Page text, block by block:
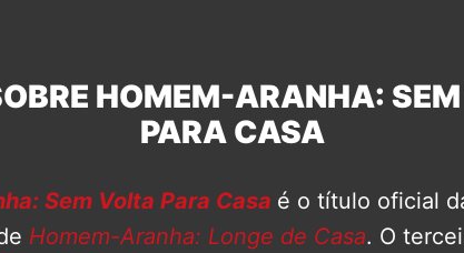
HOMEM-ARANHA:
PARA CASA
Sem Volta Para Casa é o título oficial
Homem-Aranha: Longe de Casa. O